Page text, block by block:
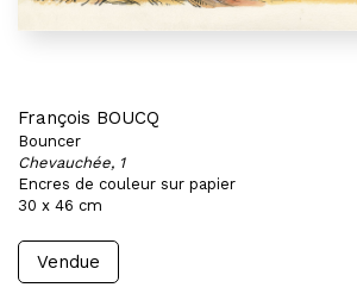
François BOUCQ
Bouncer
Chevauchée, 1
Encres de couleur sur papier
30 x 46 cm
Vendue